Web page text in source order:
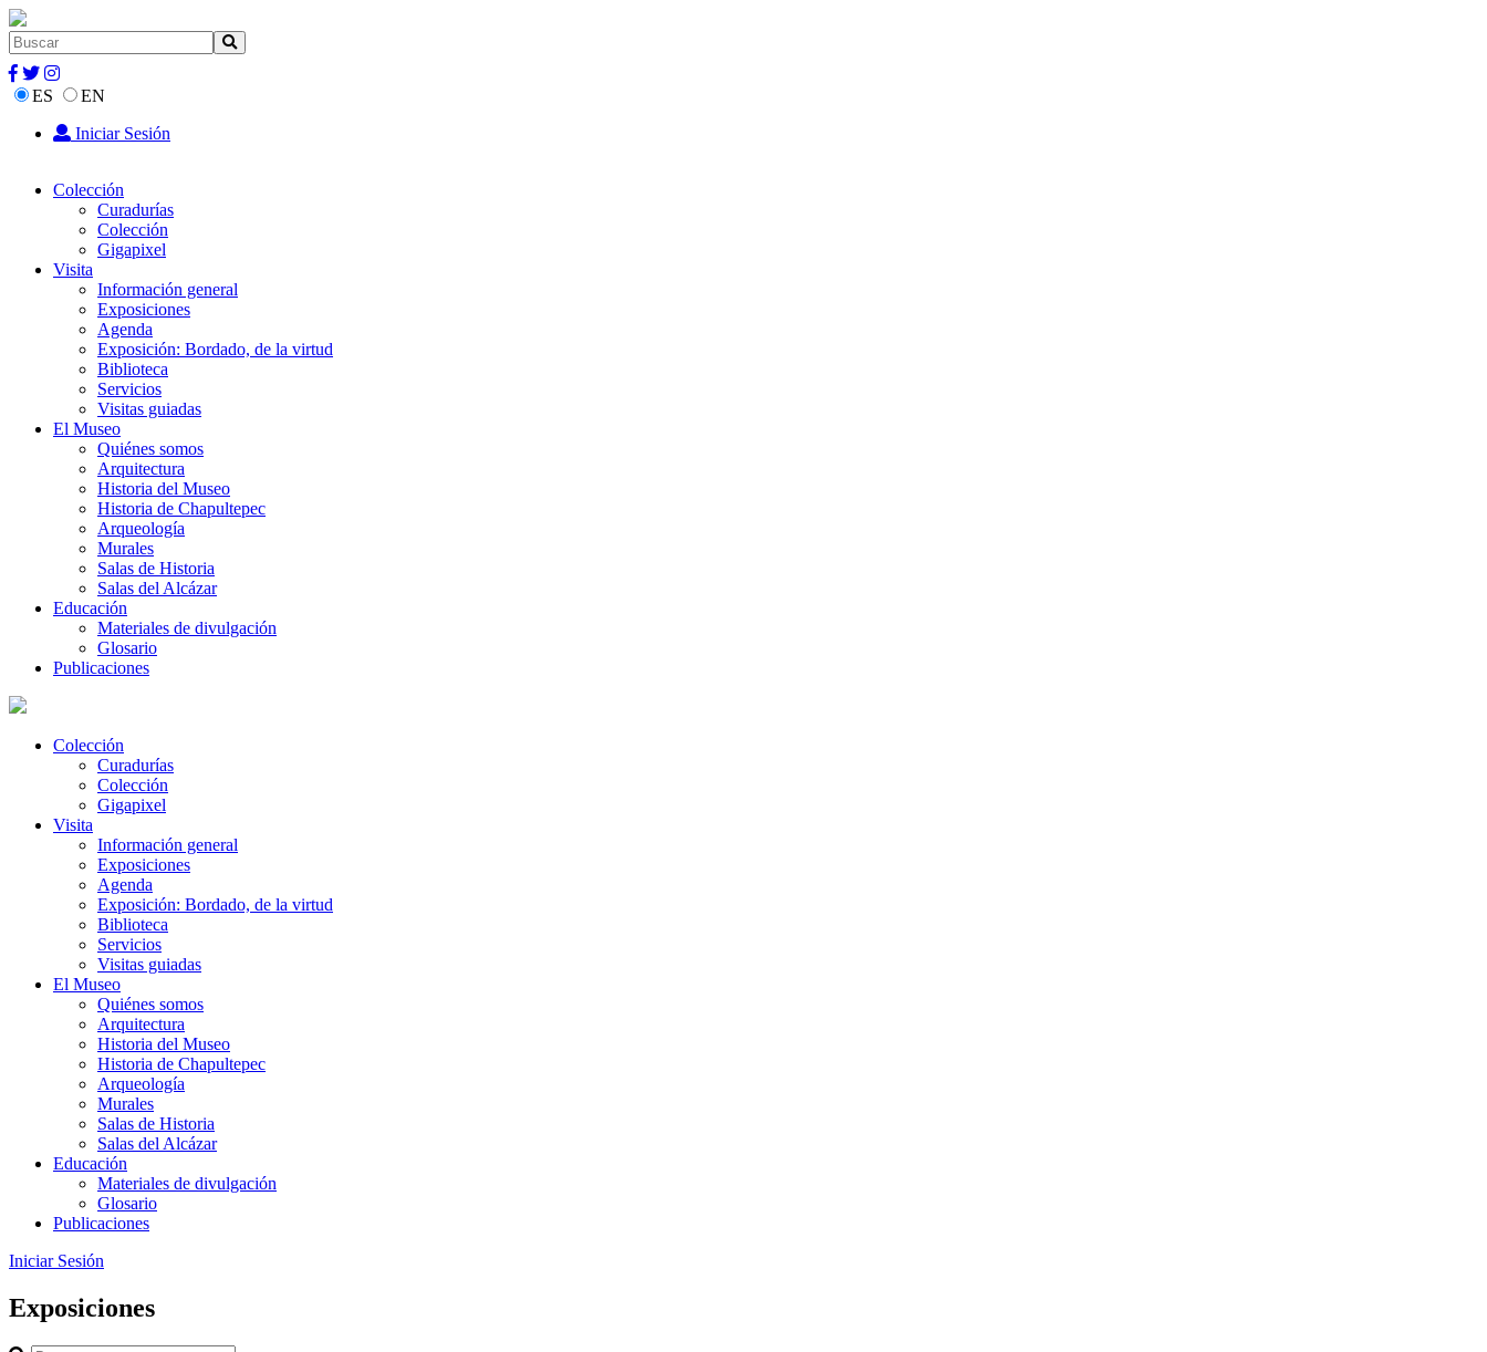
ES
EN
Iniciar Sesión
Colección
Curadurías
Colección
Gigapixel
Visita
Información general
Exposiciones
Agenda
Exposición: Bordado, de la virtud
Biblioteca
Servicios
Visitas guiadas
El Museo
Quiénes somos
Arquitectura
Historia del Museo
Historia de Chapultepec
Arqueología
Murales
Salas de Historia
Salas del Alcázar
Educación
Materiales de divulgación
Glosario
Publicaciones
Colección
Curadurías
Colección
Gigapixel
Visita
Información general
Exposiciones
Agenda
Exposición: Bordado, de la virtud
Biblioteca
Servicios
Visitas guiadas
El Museo
Quiénes somos
Arquitectura
Historia del Museo
Historia de Chapultepec
Arqueología
Murales
Salas de Historia
Salas del Alcázar
Educación
Materiales de divulgación
Glosario
Publicaciones
Iniciar Sesión
Exposiciones